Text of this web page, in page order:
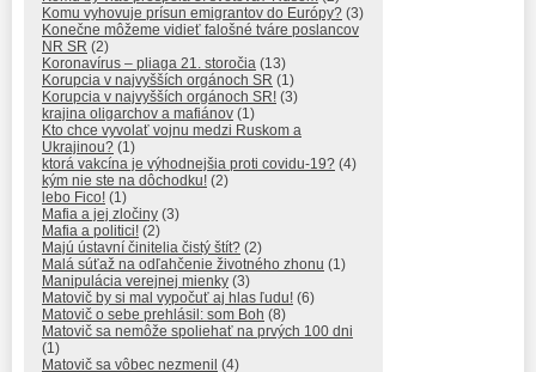
Komu vyhovuje prísun emigrantov do Európy? (3)
Konečne môžeme vidieť falošné tváre poslancov
NR SR (2)
Koronavírus – pliaga 21. storočia (13)
Korupcia v najvyšších orgánoch SR (1)
Korupcia v najvyšších orgánoch SR! (3)
krajina oligarchov a mafiánov (1)
Kto chce vyvolať vojnu medzi Ruskom a
Ukrajinou? (1)
ktorá vakcína je výhodnejšia proti covidu-19? (4)
kým nie ste na dôchodku! (2)
lebo Fico! (1)
Mafia a jej zločiny (3)
Mafia a politici! (2)
Majú ústavní činitelia čistý štít? (2)
Malá súťaž na odľahčenie životného zhonu (1)
Manipulácia verejnej mienky (3)
Matovič by si mal vypočuť aj hlas ľudu! (6)
Matovič o sebe prehlásil: som Boh (8)
Matovič sa nemôže spoliehať na prvých 100 dni
(1)
Matovič sa vôbec nezmenil (4)